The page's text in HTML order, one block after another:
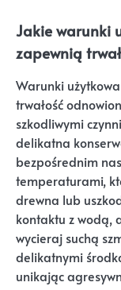
Jakie warunki
zapewnią
Warunki
trwałość
szkodliwymi
delikatna
bezpośrednim
temperaturami,
drewna lub
kontaktu z wodą,
wycieraj suchą
delikatnymi
unikając